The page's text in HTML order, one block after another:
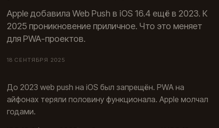
Apple добавила Web Push в iOS 16.4 ещё в 2023. К
2025 проникновение приличное. Что это меняет
для PWA-проектов.
18 СЕНТЯБРЯ 2025
До 2023 web push на iOS был запрещён. PWA на
айфонах теряли половину функционала. Apple молчал
годами.